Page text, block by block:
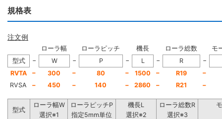
規格表
注文例
ローラ幅 ローラピッチ 機長 ローラ総数
モ
型式
− W − P − L − R
−
RVTA
− 300 − 80 − 1500 − R19
−
RVSA
− 450 − 140 − 2860 − R21 −
型式
ローラ幅W
選択※1
ローラピッチP
指定5mm単位
機長L
選択※2
ローラ総数R
選択※3